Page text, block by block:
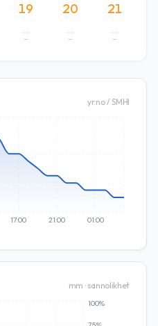
19
–
20
–
21
–
yr.no / SMHI
17:00 21:00 01:00
mm · sannolikhet
100%